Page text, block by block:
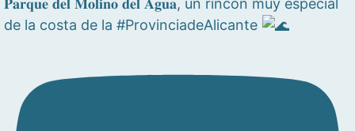
de la costa de la #ProvinciadeAlicante